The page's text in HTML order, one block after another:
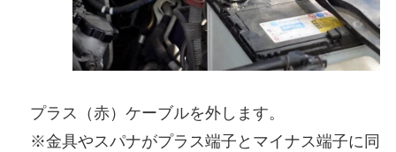
プラス（赤）ケーブルを外します。
※金具やスパナがプラス端子とマイナス端子に同